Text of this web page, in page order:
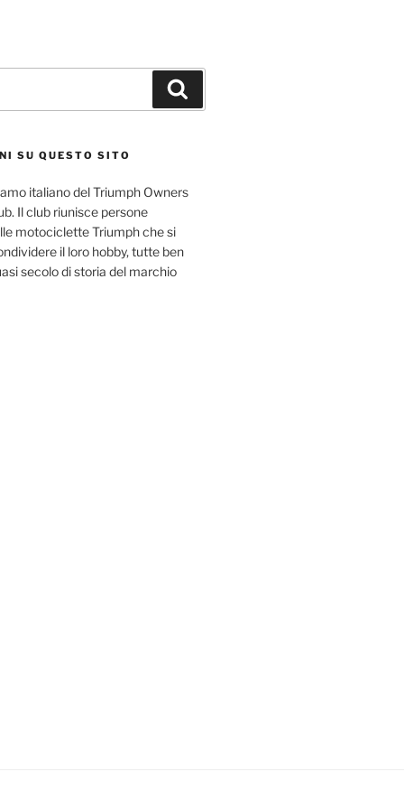
SU QUESTO SITO
italiano del Triumph Owners
Il club riunisce persone
motociclette Triumph che si
il loro hobby, tutte ben
secolo di storia del marchio